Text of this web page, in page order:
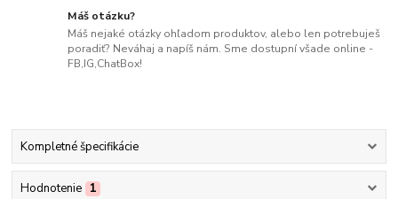
Máš otázku?
Máš nejaké otázky ohľadom produktov, alebo len potrebuješ
poradiť? Neváhaj a napíš nám. Sme dostupní všade online -
FB,IG,ChatBox!
Kompletné špecifikácie
Hodnotenie 1